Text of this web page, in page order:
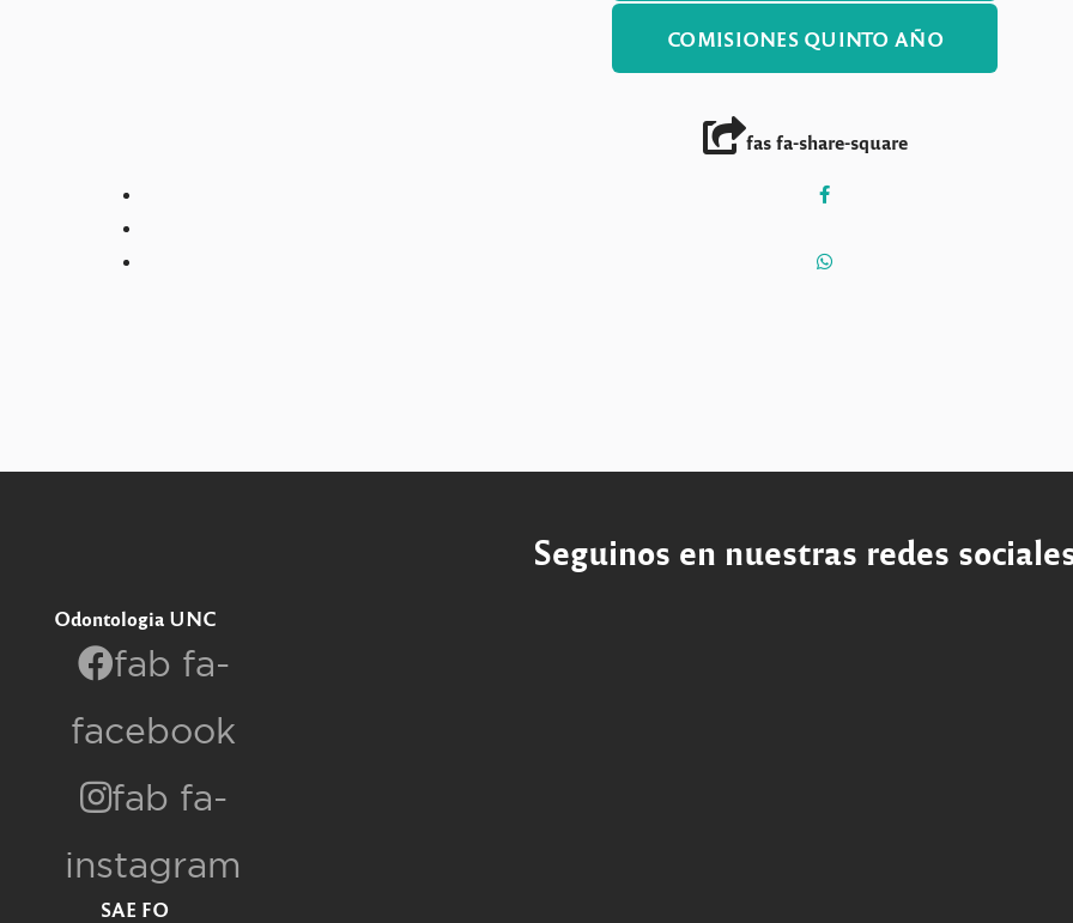
COMISIONES QUINTO AÑO
fas fa-share-square
Seguinos en nuestras redes
Odontologia UNC
fab fa-
facebook
fab fa-
instagram
SAE FO